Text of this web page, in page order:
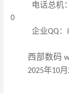
电话总机：
0
企业QQ ：
西部数码
2025年10月